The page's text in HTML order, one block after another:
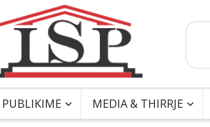
PUBLIKIME MEDIA & THIRRJE